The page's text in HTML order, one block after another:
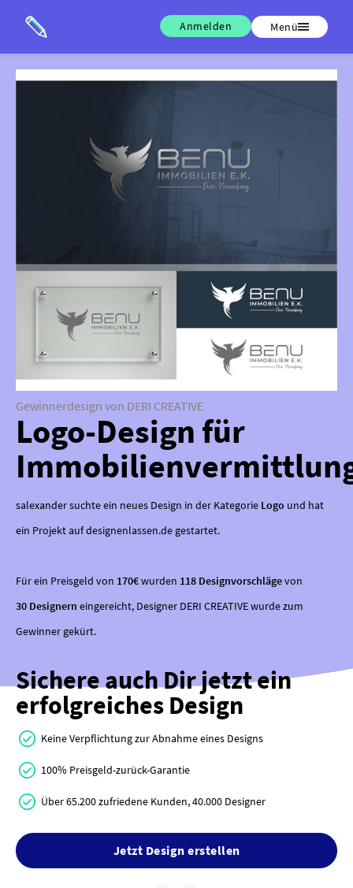
Anmelden Menü
Gewinnerdesign von DERI CREATIVE
Logo-Design für
salexander suchte ein neues Design in der Kategorie Logo und hat
ein Projekt auf designenlassen.de gestartet.
Für ein Preisgeld von 170€wurden 118 Designvorschlägevon
30 Designern eingereicht, Designer DERI CREATIVE wurde zum
Gewinner gekürt.
Sichere auch Dir jetzt ein
erfolgreiches Design
Keine Verpflichtung zur Abnahme eines Designs
100% Preisgeld-zurück-Garantie
Über 65.200 zufriedene Kunden, 40.000 Designer
Jetzt Design erstellen